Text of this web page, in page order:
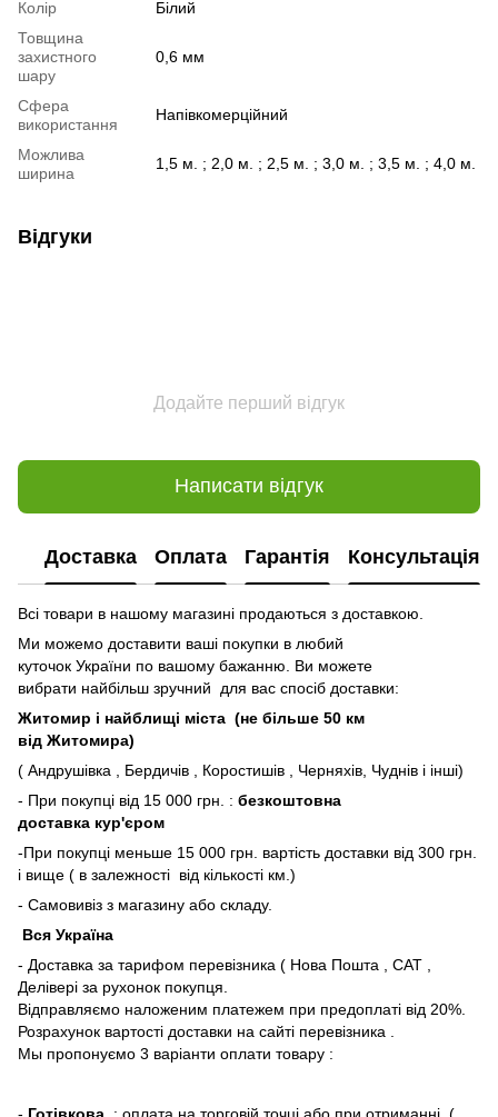
Колір
Білий
Товщина
захистного
шару
0,6 мм
Сфера
використання
Напівкомерційний
Можлива
ширина
1,5 м. ; 2,0 м. ; 2,5 м. ; 3,0 м. ; 3,5 м. ; 4,0 м.
Відгуки
Додайте перший відгук
Написати відгук
Доставка Оплата Гарантія Консультація
Всі товари в нашому магазині продаються з доставкою.
Ми можемо доставити ваші покупки в любий
куточок України по вашому бажанню. Ви можете
вибрати найбільш зручний для вас спосіб доставки:
Житомир і найблищі міста (не більше 50 км
від Житомира)
( Андрушівка , Бердичів , Коростишів , Черняхів, Чуднів і інші)
- При покупці від 15 000 грн. : безкоштовна
доставка кур'єром
-При покупці меньше 15 000 грн. вартість доставки від 300 грн.
і вище ( в залежності від кількості км.)
- Самовивіз з магазину або складу.
Вся Україна
- Доставка за тарифом перевізника ( Нова Пошта , САТ ,
Делівері за рухонок покупця.
Відправляємо наложеним платежем при предоплаті від 20%.
Розрахунок вартості доставки на сайті перевізника .
Мы пропонуємо 3 варіанти оплати товару :
- Готівкова : оплата на торговій точці або при отриманні (